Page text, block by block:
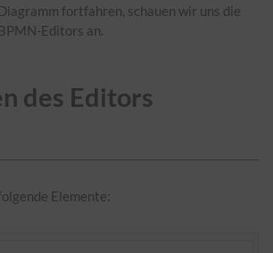
fortfahren, schauen wir uns die
Editors an.
des Editors
Elemente: